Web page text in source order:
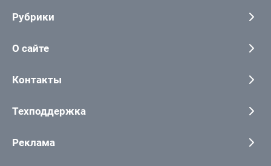
Рубрики
О сайте
Контакты
Техподдержка
Реклама